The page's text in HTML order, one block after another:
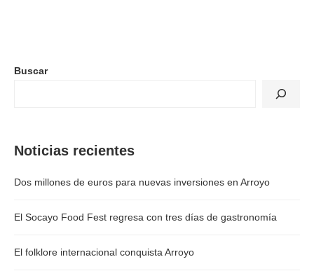
Buscar
Noticias recientes
Dos millones de euros para nuevas inversiones en Arroyo
El Socayo Food Fest regresa con tres días de gastronomía
El folklore internacional conquista Arroyo